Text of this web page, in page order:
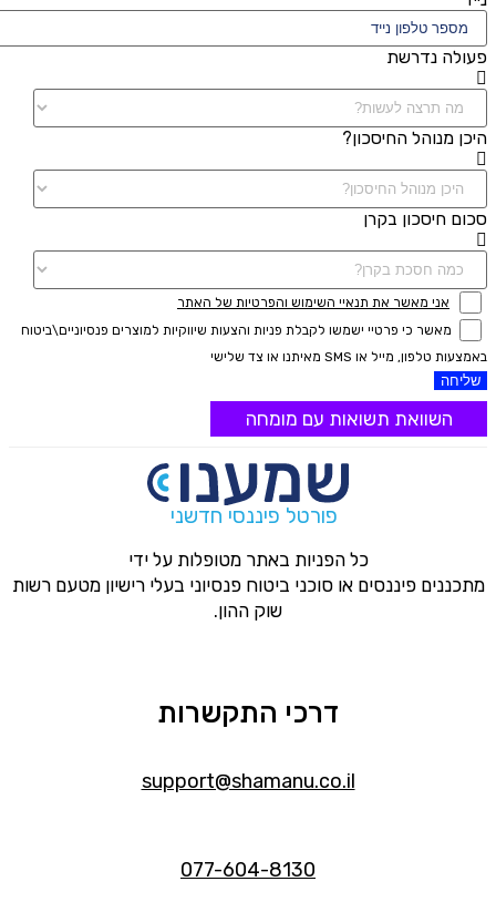
פעולה נדרשת
היכן מנוהל החיסכון?
סכום חיסכון בקרן
אני מאשר את תנאיי השימוש והפרטיות של האתר
מאשר כי פרטיי ישמשו לקבלת פניות והצעות שיווקיות למוצרים פנסיוניים\ביטוח
באמצעות טלפון, מייל או SMS מאיתנו או צד שלישי
שליחה
השוואת תשואות עם מומחה
פורטל פיננסי חדשני
כל הפניות באתר מטופלות על ידי
מתכננים פיננסים או סוכני ביטוח פנסיוני בעלי רישיון מטעם רשות
שוק ההון.
דרכי התקשרות
support@shamanu.co.il
077-604-8130